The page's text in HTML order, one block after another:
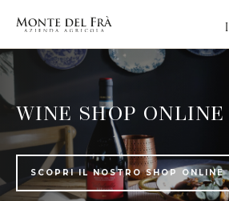
WINE SHOP ONLINE
SCOPRI IL NOSTRO SHOP ONLINE